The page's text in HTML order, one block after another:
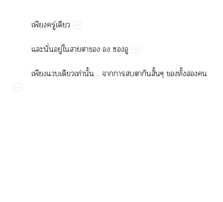
​ู่​
​ั่​ู่​​​​​​​
​​​ท่​ั้…​​​​​​ั้​​ั้​​